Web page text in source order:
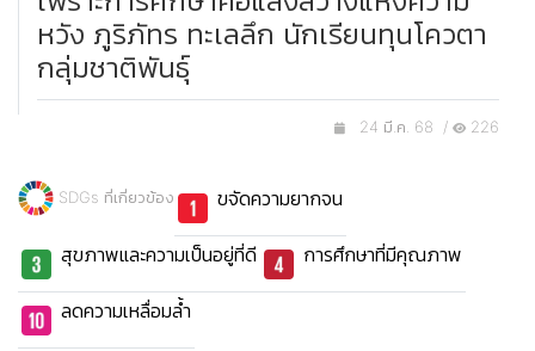
หวัง ภูริภัทร ทะเลลึก นักเรียนทุนโควตา
กลุ่มชาติพันธุ์
24 มี.ค. 68 / 226
SDGs ที่เกี่ยวข้อง ขจัดความยากจน
สุขภาพและความเป็นอยู่ที่ดี การศึกษาที่มีคุณภาพ
ลดความเหลื่อมล้ำ